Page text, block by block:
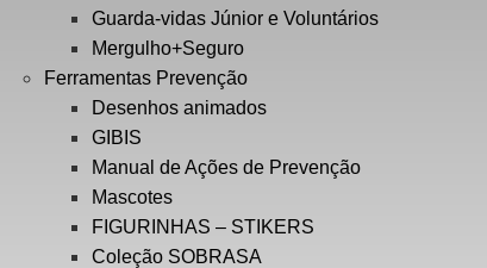
Guarda-vidas Júnior e Voluntários
Mergulho+Seguro
Ferramentas Prevenção
Desenhos animados
GIBIS
Manual de Ações de Prevenção
Mascotes
FIGURINHAS – STIKERS
Coleção SOBRASA